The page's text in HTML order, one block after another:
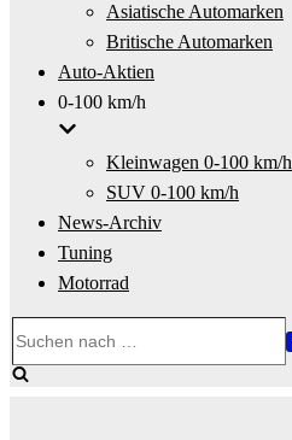
Asiatische Automarken
Britische Automarken
Auto-Aktien
0-100 km/h
Kleinwagen 0-100 km/h
SUV 0-100 km/h
News-Archiv
Tuning
Motorrad
nach …